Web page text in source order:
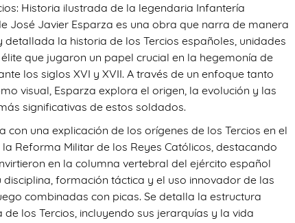
Historia ilustrada de la legendaria Infantería
José Javier Esparza es una obra que narra de manera
detallada la historia de los Tercios españoles, unidades
que jugaron un papel crucial en la hegemonía de
los siglos XVI y XVII. A través de un enfoque tanto
visual, Esparza explora el origen, la evolución y las
significativas de estos soldados.
con una explicación de los orígenes de los Tercios en el
Reforma Militar de los Reyes Católicos, destacando
en la columna vertebral del ejército español
disciplina, formación táctica y el uso innovador de las
combinadas con picas. Se detalla la estructura
de los Tercios, incluyendo sus jerarquías y la vida